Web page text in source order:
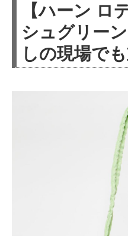
【ハーン ロ
シュグリー
しの現場で